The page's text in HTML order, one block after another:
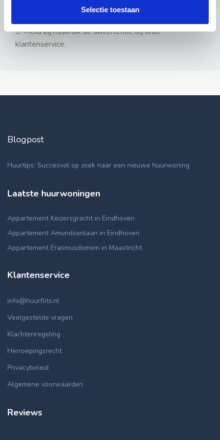
Selectie toestaan
3: Meld bij misbruik de advertentie bij onze
klantenservice.
Blogpost
Huurtips: Succesvol op zoek naar een nieuwe huurwoning
Laatste huurwoningen
Appartement Keizersgracht in Eindhoven
Appartement Amundsenlaan in Eindhoven
Appartement Erasmusdomein in Maastricht
Klantenservice
info@huurflits.nl
Veelgestelde vragen
Klachtenregeling
Herroepingsrecht
Privacybeleid
Algemene voorwaarden
Reviews